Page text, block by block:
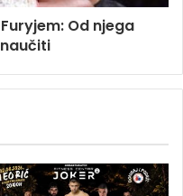
Od njega